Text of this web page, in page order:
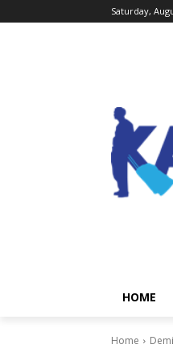
Saturday,
HOME
Home